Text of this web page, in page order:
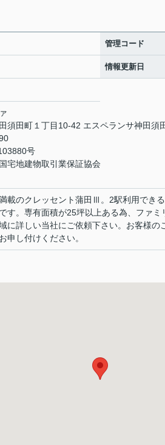
管理コード
情報更新日
須田町１丁目10-42 エスペランサ神田須
号
宅地建物取引業保証協会
載のクレッセント蒲田Ⅲ。2駅利用でき
す。専有面積が25坪以上ある為、ファ
に詳しい当社にご依頼下さい。お客様
申し付けください。